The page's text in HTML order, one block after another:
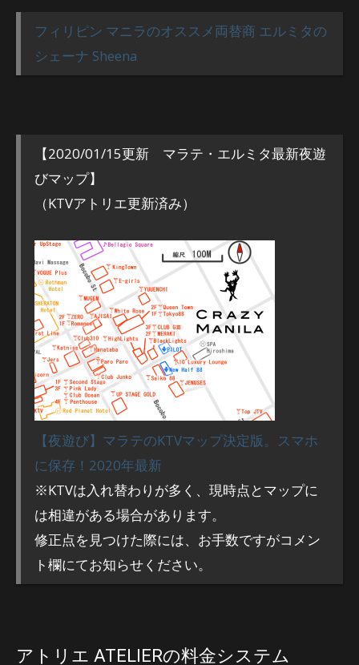
フィリピン マニラのオススメ両替商 エルミタの
シェーナ Sheena
【2020/01/15更新 マラテ・エルミタ最新夜遊
びマップ】
（KTVアトリエ更新済み）
【夜遊び】マラテのKTVマップ決定版。スマホ
に保存！2020年最新
※KTVは入れ替わりが多く、現時点とマップに
は相違がある場合があります。
修正点を見つけた際には、お手数ですがコメン
ト欄にてお知らせください。
アトリエ ATELIERの料金システム